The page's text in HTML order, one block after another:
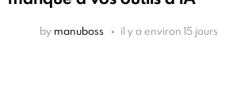
by manuboss il y a environ 15 jours